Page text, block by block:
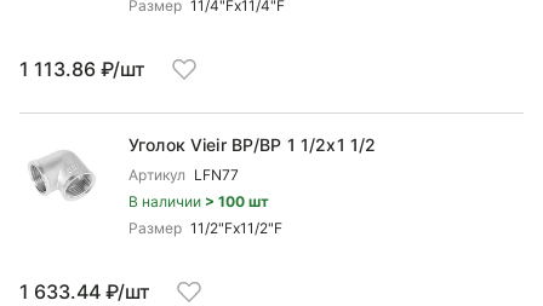
Размер 11/4"Fx11/4"F
1 113.86 ₽/шт
Уголок Vieir ВР/ВР 1 1/2x1 1/2
Артикул LFN77
В наличии > 100 шт
Размер 11/2"Fx11/2"F
1 633.44 ₽/шт